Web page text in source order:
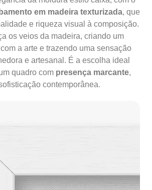
em madeira texturizada, que
e riqueza visual à composição.
os veios da madeira, criando um
a arte e trazendo uma sensação
e artesanal. É a escolha ideal
quadro com presença marcante,
contemporânea.